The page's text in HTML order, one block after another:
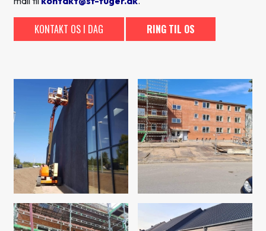
KONTAKT OS I DAG RING TIL OS